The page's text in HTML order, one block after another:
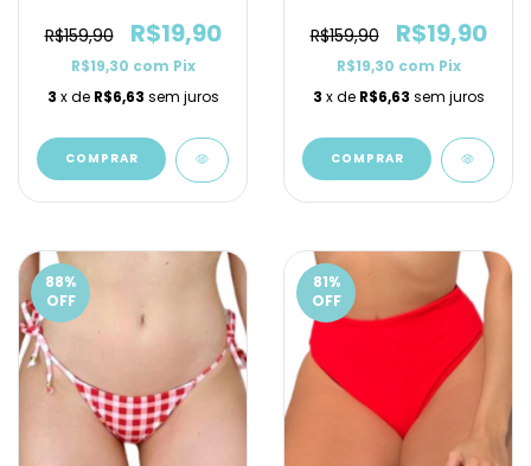
R$159,90 R$19,90
R$19,30 com Pix
3 x de R$6,63 sem juros
COMPRAR
R$159,90
R$19,90
R$19,30 com Pix
3 x de R$6,63 sem juros
COMPRAR
88%
OFF
81%
OFF